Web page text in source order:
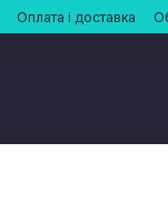
Оплата і доставка